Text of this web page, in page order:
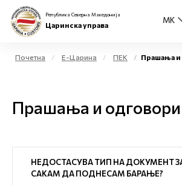
Физички лица
Бизнис заедница
Е-Царина
Република Северна Македонија
Царинска управа
Почетна Е-Царина ПЕК Прашања
Прашања и одговори
НЕДОСТАСУВА ТИП НА ДОКУМЕНТ
САКАМ ДА ПОДНЕСАМ БАРАЊЕ?